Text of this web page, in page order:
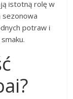
istotną rolę w
sezonowa
potraw i